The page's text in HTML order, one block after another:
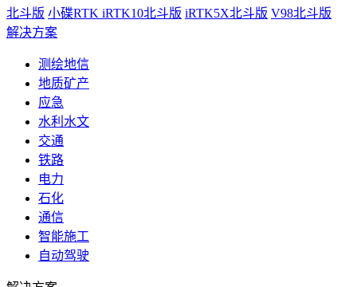
北斗版 小碟RTK iRTK10北斗版 iRTK5X北斗版 V98北斗版
解决方案
测绘地信
地质矿产
应急
水利水文
交通
铁路
电力
石化
通信
智能施工
自动驾驶